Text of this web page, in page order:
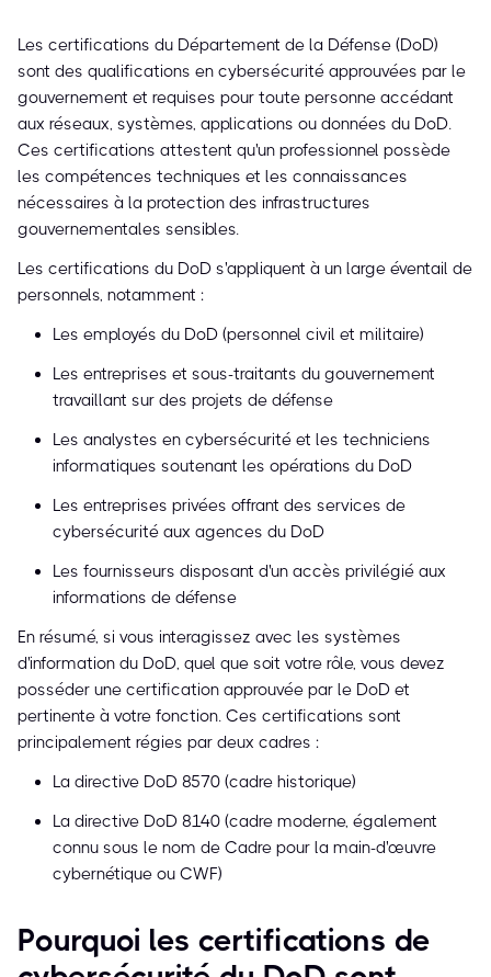
Les certifications du Département de la Défense (DoD)
sont des qualifications en cybersécurité approuvées par le
gouvernement et requises pour toute personne accédant
aux réseaux, systèmes, applications ou données du DoD.
Ces certifications attestent qu'un professionnel possède
les compétences techniques et les connaissances
nécessaires à la protection des infrastructures
gouvernementales sensibles.
Les certifications du DoD s'appliquent à un large éventail de
personnels, notamment :
Les employés du DoD (personnel civil et militaire)
Les entreprises et sous-traitants du gouvernement
travaillant sur des projets de défense
Les analystes en cybersécurité et les techniciens
informatiques soutenant les opérations du DoD
Les entreprises privées offrant des services de
cybersécurité aux agences du DoD
Les fournisseurs disposant d'un accès privilégié aux
informations de défense
En résumé, si vous interagissez avec les systèmes
d'information du DoD, quel que soit votre rôle, vous devez
posséder une certification approuvée par le DoD et
pertinente à votre fonction. Ces certifications sont
principalement régies par deux cadres :
La directive DoD 8570 (cadre historique)
La directive DoD 8140 (cadre moderne, également
connu sous le nom de Cadre pour la main-d'œuvre
cybernétique ou CWF)
Pourquoi les certifications de